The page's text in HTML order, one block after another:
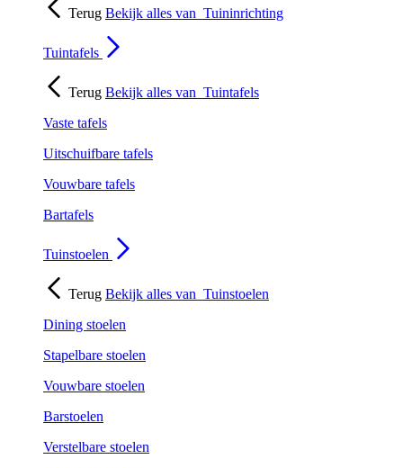
Terug Bekijk alles van Tuininrichting
Tuintafels
Terug Bekijk alles van Tuintafels
Vaste tafels
Uitschuifbare tafels
Vouwbare tafels
Bartafels
Tuinstoelen
Terug Bekijk alles van Tuinstoelen
Dining stoelen
Stapelbare stoelen
Vouwbare stoelen
Barstoelen
Verstelbare stoelen